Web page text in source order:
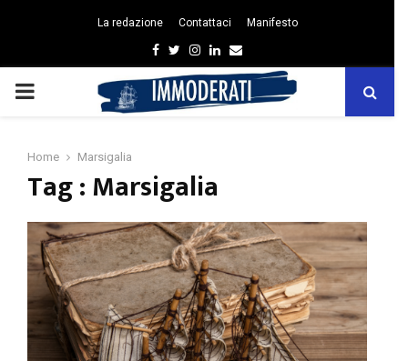
La redazione Contattaci Manifesto
Facebook
Twitter
Instagram
Linkedin
Email
PRIMARY
Home Marsigalia
Tag : Marsigalia